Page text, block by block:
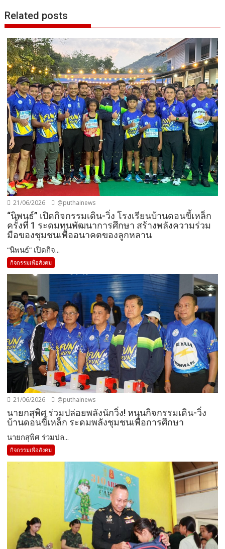
Related posts
21/06/2026 @puthainews
“นิพนธ์” เปิดกิจกรรมเดิน-วิ่ง โรงเรียนบ้านดอนขี้เหล็ก
ครั้งที่ 1 ระดมทุนพัฒนาการศึกษา สร้างพลังความร่วม
มือของชุมชนเพื่ออนาคตของลูกหลาน
“นิพนธ์” เปิดกิจ...
กิจกรรมเพื่อสังคม
21/06/2026 @puthainews
นายกสุพิศ ร่วมปล่อยพลังนักวิ่ง! หนุนกิจกรรมเดิน-วิ่ง
บ้านดอนขี้เหล็ก ระดมพลังชุมชนเพื่อการศึกษา
นายกสุพิศ ร่วมปล...
กิจกรรมเพื่อสังคม